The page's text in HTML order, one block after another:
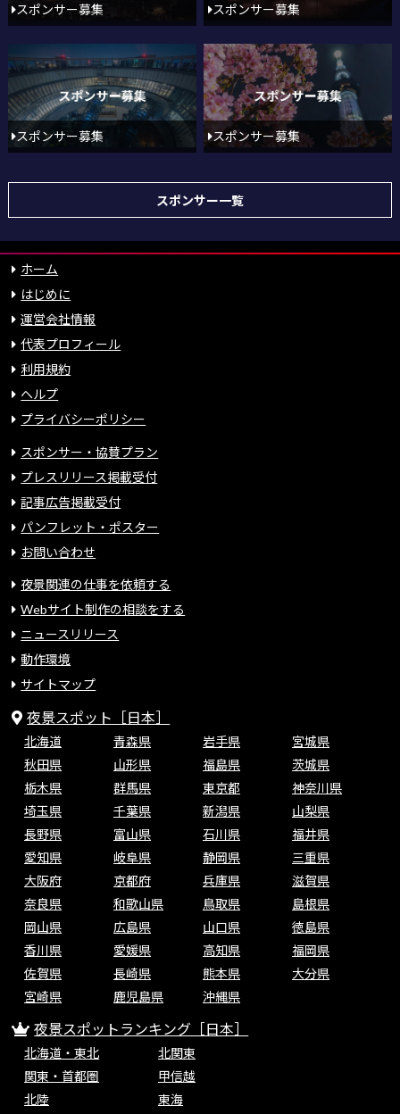
スポンサー募集 スポンサー募集
スポンサー募集 スポンサー募集
スポンサー一覧
ホーム
はじめに
運営会社情報
代表プロフィール
利用規約
ヘルプ
プライバシーポリシー
スポンサー・協賛プラン
プレスリリース掲載受付
記事広告掲載受付
パンフレット・ポスター
お問い合わせ
夜景関連の仕事を依頼する
Webサイト制作の相談をする
ニュースリリース
動作環境
サイトマップ
夜景スポット［日本］
北海道 青森県 岩手県
宮城県
秋田県
山形県 福島県
茨城県
栃木県
群馬県 東京都
神奈川県
埼玉県
千葉県 新潟県
山梨県
長野県
富山県 石川県
福井県
愛知県
岐阜県 静岡県
三重県
大阪府
京都府 兵庫県
滋賀県
奈良県
和歌山県 鳥取県
島根県
岡山県
広島県 山口県
徳島県
香川県
愛媛県 高知県
福岡県
佐賀県
長崎県 熊本県
大分県
宮崎県
鹿児島県 沖縄県
夜景スポットランキング［日本］
北海道・東北
北関東
関東・首都圏
甲信越
北陸
東海